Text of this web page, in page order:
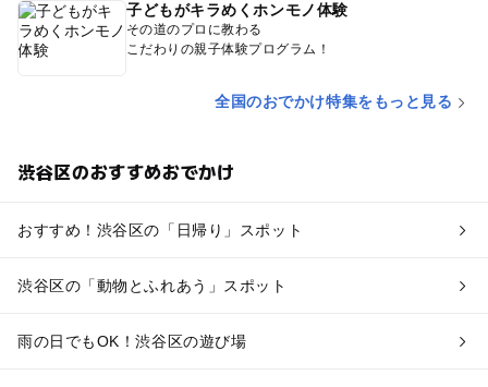
子どもがキラめくホンモノ体験
その道のプロに教わる
こだわりの親子体験プログラム！
全国のおでかけ特集をもっと見る
渋谷区のおすすめおでかけ
おすすめ！渋谷区の「日帰り」スポット
渋谷区の「動物とふれあう」スポット
雨の日でもOK！渋谷区の遊び場